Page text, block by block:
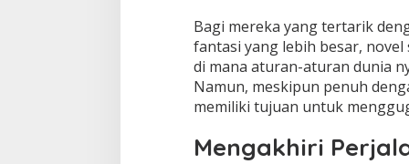
Bagi mereka yang tertarik
fantasi yang lebih besar,
di mana aturan-aturan dunia
Namun, meskipun penuh
memiliki tujuan untuk
Mengakhiri